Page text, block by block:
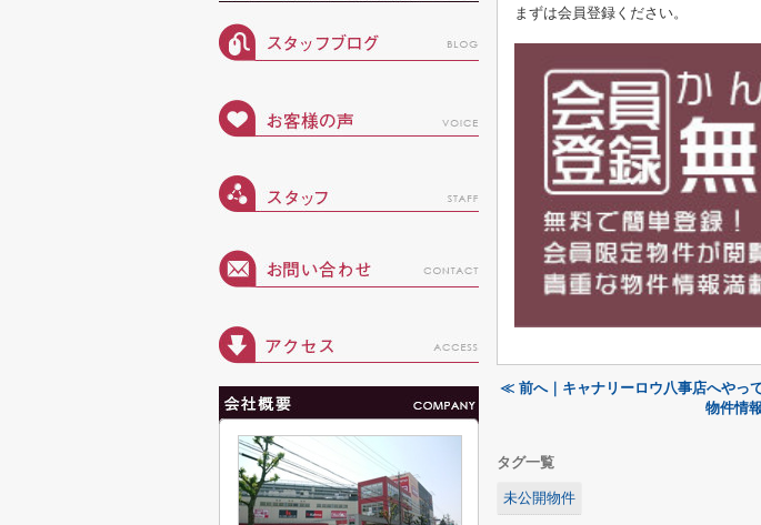
まずは会員登録ください。
≪ 前へ｜キャナリーロウ八事店へやって
物件情
タグ一覧
未公開物件